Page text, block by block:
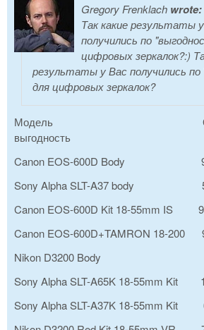
Gregory Frenklach wrote:
Так какие результаты
получились по
цифровых зеркалок?:)
результаты у Вас получились
для цифровых зеркалок?
Модель
выгодность
Canon EOS-600D Body
Sony Alpha SLT-A37 body
Canon EOS-600D Kit 18-55mm IS
Canon EOS-600D+TAMRON 18-
Nikon D3200 Body
Sony Alpha SLT-A65K 18-55mm Kit
Sony Alpha SLT-A37K 18-55mm